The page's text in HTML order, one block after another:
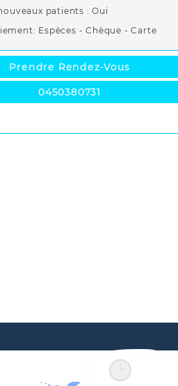
patients : Oui
Espèces - Chèque - Carte
Prendre Rendez-Vous
0450380731